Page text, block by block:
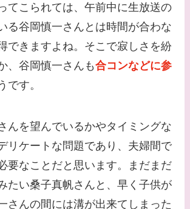
てこられては、午前中に生放送の
る谷岡慎一さんとは時間が合わな
できますよね。そこで寂しさを紛
、谷岡慎一さんも合コンなどに参
です。
んを望んでいるかやタイミングな
リケートな問題であり、夫婦間で
要なことだと思います。まだまだ
たい桑子真帆さんと、早く子供が
さんの間には溝が出来てしまった